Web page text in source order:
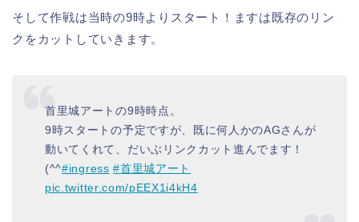
そして作戦は当時の9時よりスタート！ますは既存のリン
クをカットしていきます。
首里城アートの9時時点。
9時スタートの予定ですが、既に何人かのAGさんが
動いてくれて、だいぶリンクカット進んでます！
(^^#ingress #首里城アート
pic.twitter.com/pEEX1i4kH4